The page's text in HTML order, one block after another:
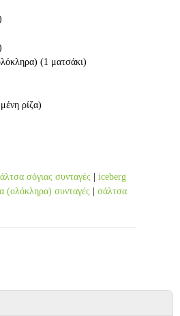
(1 ματσάκι)
ρίζα)
σόγιας συνταγές
iceberg
(ολόκληρα) συνταγές
σάλτσα